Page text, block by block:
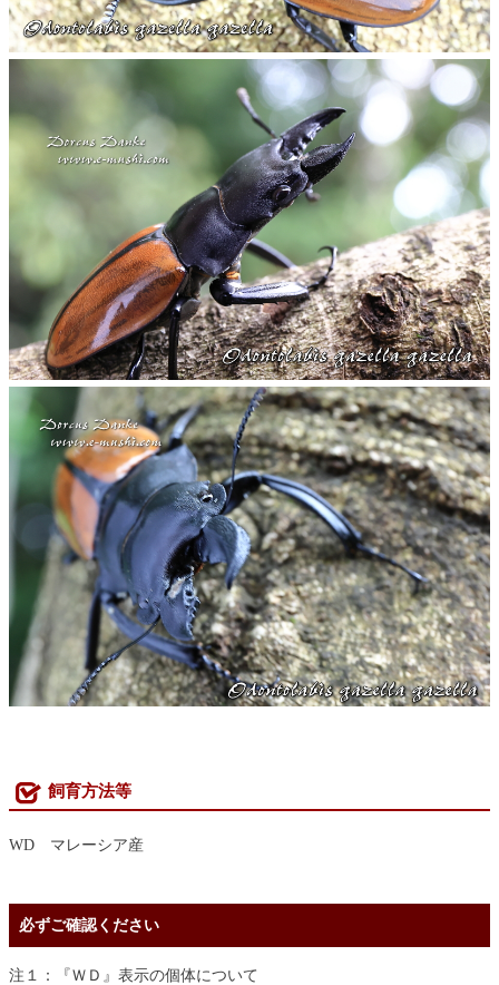
飼育方法等
WD マレーシア産
必ずご確認ください
注１：『ＷＤ』表示の個体について